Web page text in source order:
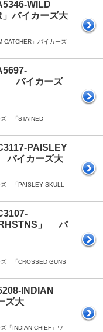
WILD
バイカーズ大
」バイカーズ
バイカーズ
ズ 「STAINED
PAISLEY
イカーズ大
「PAISLEY SKULL
RHSTNS」 バ
「CROSSED GUNS
INDIAN
ズ大
「INDIAN CHIEF」ワ